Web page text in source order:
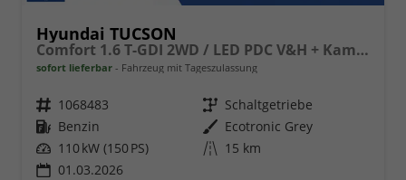
Hyundai TUCSON
Comfort 1.6 T-GDI 2WD / LED PDC V&H + Kamera Sitz Lenkradheizung Alu 18"
sofort lieferbar Fahrzeug mit Tageszulassung
Fahrzeugnr. 1068483 Getriebe Schaltgetriebe
Kraftstoff Benzin Außenfarbe Ecotronic Grey
Leistung 110 kW (150 PS) Kilometerstand 15 km
01.03.2026